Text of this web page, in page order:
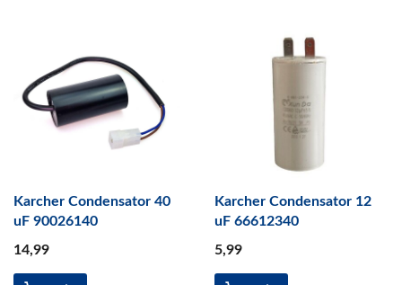
Karcher Condensator 40
uF 90026140
14,99
Karcher Condensator 12
uF 66612340
5,99